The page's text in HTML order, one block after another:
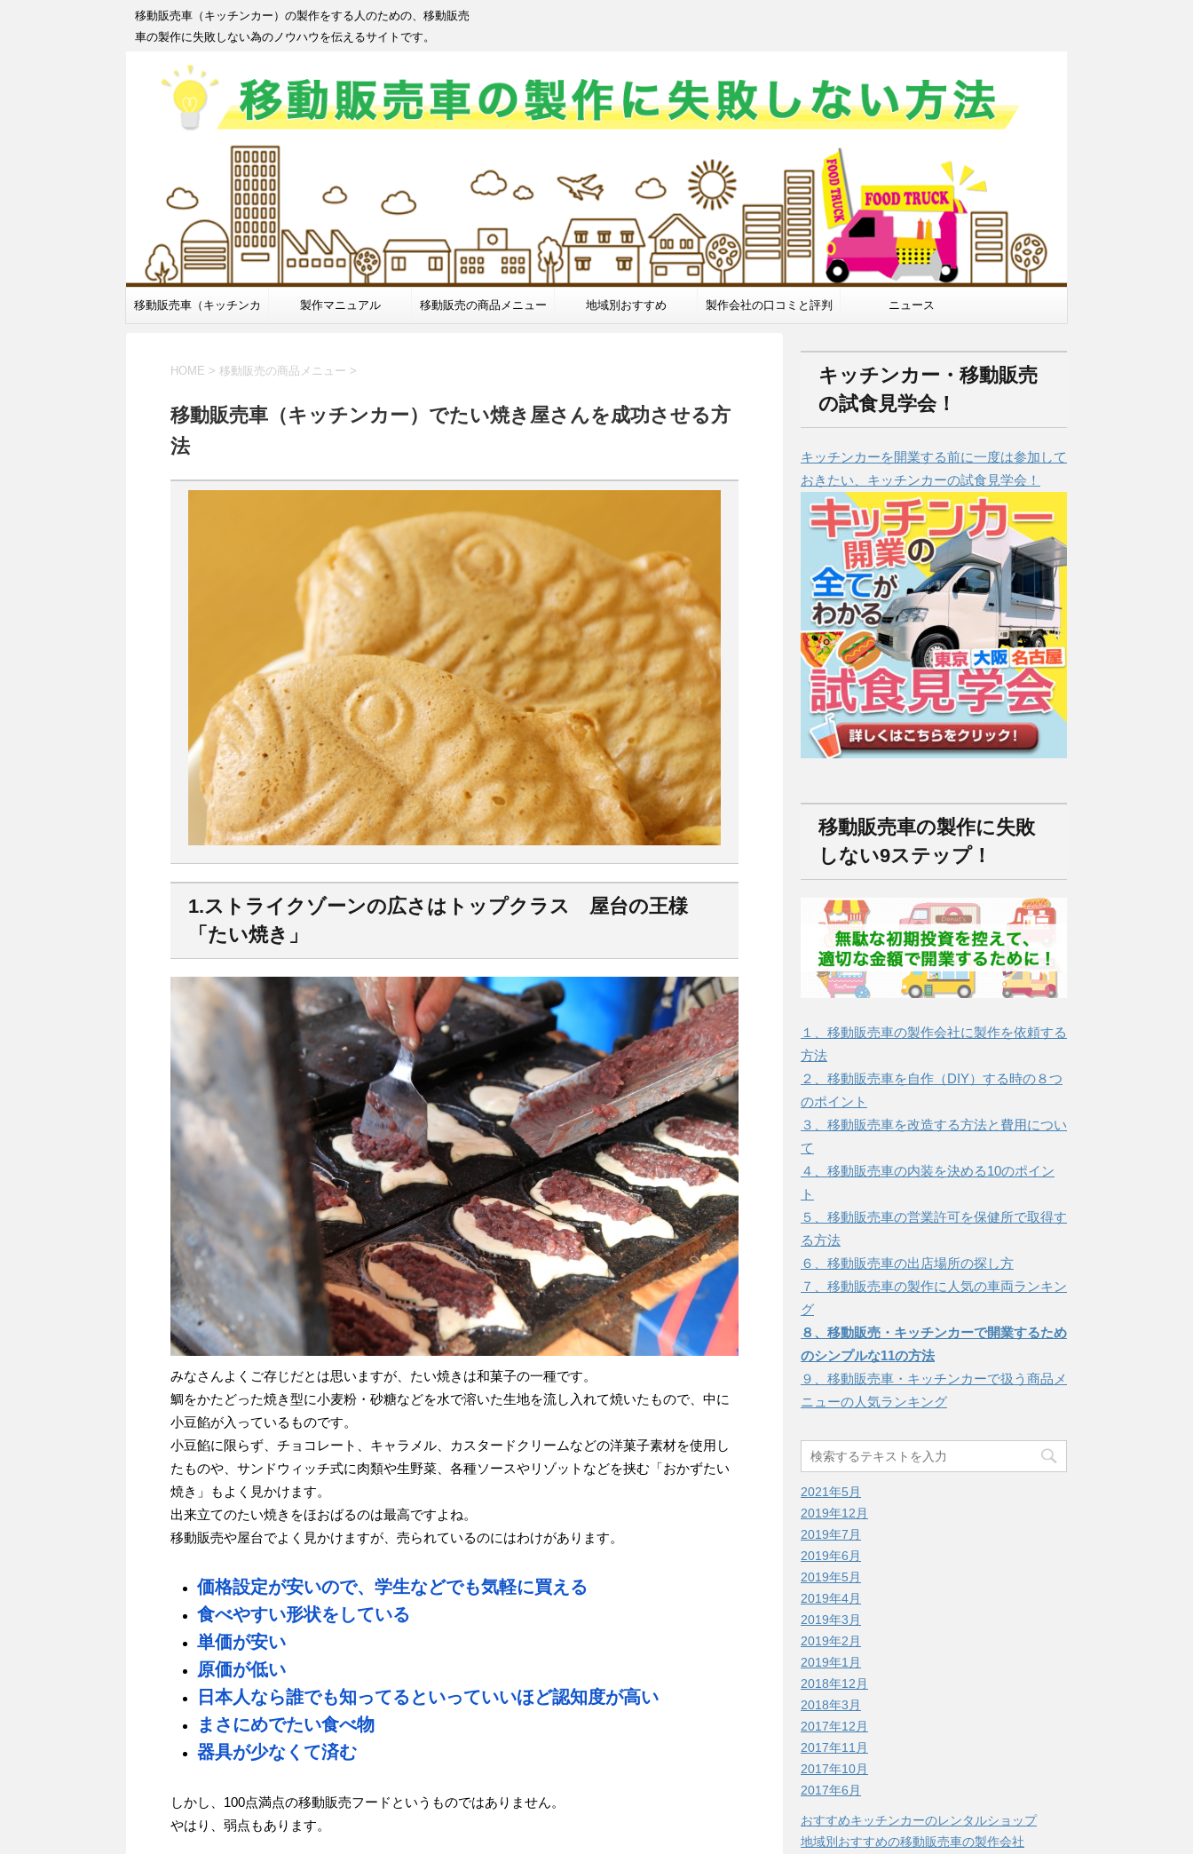
移動販売車（キッチンカー）の製作をする人のための、移動販売
車の製作に失敗しない為のノウハウを伝えるサイトです。
移動販売車（キッチンカ 製作マニュアル 移動販売の商品メニュー 地域別おすすめ 製作会社の口コミと評判 ニュース
HOME > 移動販売の商品メニュー >
移動販売車（キッチンカー）でたい焼き屋さんを成功させる方
法
1.ストライクゾーンの広さはトップクラス 屋台の王様
「たい焼き」
みなさんよくご存じだとは思いますが、たい焼きは和菓子の一種です。
鯛をかたどった焼き型に小麦粉・砂糖などを水で溶いた生地を流し入れて焼いたもので、中に
小豆餡が入っているものです。
小豆餡に限らず、チョコレート、キャラメル、カスタードクリームなどの洋菓子素材を使用し
たものや、サンドウィッチ式に肉類や生野菜、各種ソースやリゾットなどを挟む「おかずたい
焼き」もよく見かけます。
出来立てのたい焼きをほおばるのは最高ですよね。
移動販売や屋台でよく見かけますが、売られているのにはわけがあります。
価格設定が安いので、学生などでも気軽に買える
食べやすい形状をしている
単価が安い
原価が低い
日本人なら誰でも知ってるといっていいほど認知度が高い
まさにめでたい食べ物
器具が少なくて済む
しかし、100点満点の移動販売フードというものではありません。
やはり、弱点もあります。
キッチンカー・移動販売
の試食見学会！
キッチンカーを開業する前に一度は参加して
おきたい、キッチンカーの試食見学会！
移動販売車の製作に失敗
しない9ステップ！
１、移動販売車の製作会社に製作を依頼する
方法
２、移動販売車を自作（DIY）する時の８つ
のポイント
３、移動販売車を改造する方法と費用につい
て
４、移動販売車の内装を決める10のポイン
ト
５、移動販売車の営業許可を保健所で取得す
る方法
６、移動販売車の出店場所の探し方
７、移動販売車の製作に人気の車両ランキン
グ
８、移動販売・キッチンカーで開業するため
のシンプルな11の方法
９、移動販売車・キッチンカーで扱う商品メ
ニューの人気ランキング
2021年5月
2019年12月
2019年7月
2019年6月
2019年5月
2019年4月
2019年3月
2019年2月
2019年1月
2018年12月
2018年3月
2017年12月
2017年11月
2017年10月
2017年6月
おすすめキッチンカーのレンタルショップ
地域別おすすめの移動販売車の製作会社